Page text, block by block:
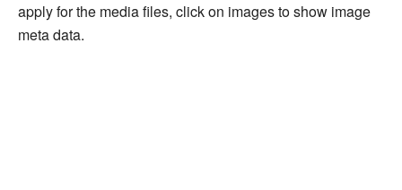
apply for the media files, click on images to show image
meta data.